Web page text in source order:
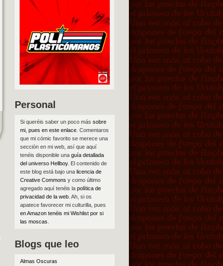
Personal
Si queréis saber un poco más sobre
mi, pues en este enlace. Comentaros
que mi cómic favorito se merece una
sección en mi web, así que aquí
tenéis disponible una guía detallada
del universo Hellboy. El contenido de
este blog está bajo una licencia de
Creative Commons y como último
agregado aquí tenéis la política de
privacidad de la web. Ah, si os
apatece favorecer mi culturilla, pues
en Amazon tenéis mi Wishlist por si
las moscas
Blogs que leo
Almas Oscuras